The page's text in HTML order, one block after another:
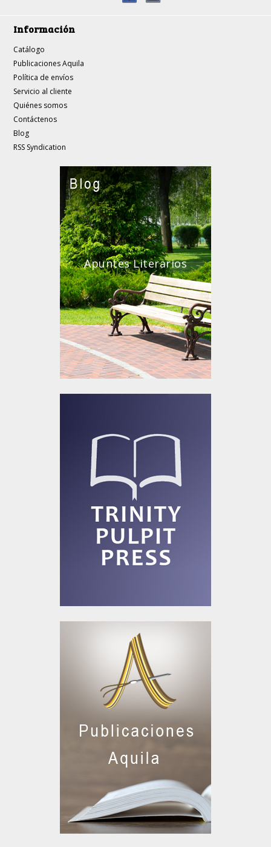
Información
Catálogo
Publicaciones Aquila
Política de envíos
Servicio al cliente
Quiénes somos
Contáctenos
Blog
RSS Syndication
Apuntes Literarios